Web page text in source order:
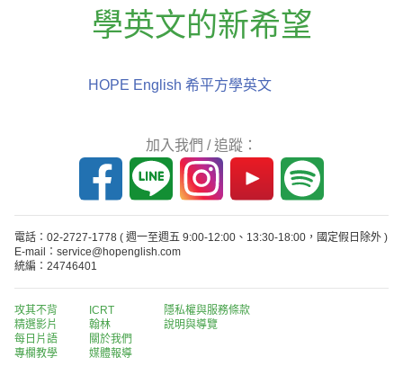
學英文的新希望
HOPE English 希平方學英文
加入我們 / 追蹤：
電話：02-2727-1778 ( 週一至週五 9:00-12:00、13:30-18:00，國定假日除外 )
E-mail：service@hopenglish.com
統編：24746401
攻其不背
精選影片
每日片語
專欄教學
ICRT
翰林
關於我們
媒體報導
隱私權與服務條款
說明與導覽